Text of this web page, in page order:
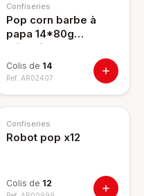
Confiseries
Pop corn barbe à
papa 14*80g
Fritravich
Colis de 14
Ref. AR02407
Confiseries
Robot pop x12
Colis de 12